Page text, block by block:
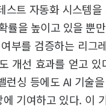
스트 자동화 시스템을
률을 높이고 있을 뿐
부를 검증하는 리그
개선 효과를 얻고 있
런싱 등에도 AI 기술
기여하고 있다. 이